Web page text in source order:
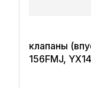
клапаны
156FMJ,